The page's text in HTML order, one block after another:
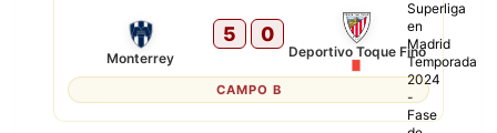
Monterrey
5 0
Deportivo Toque Fino
CAMPO B